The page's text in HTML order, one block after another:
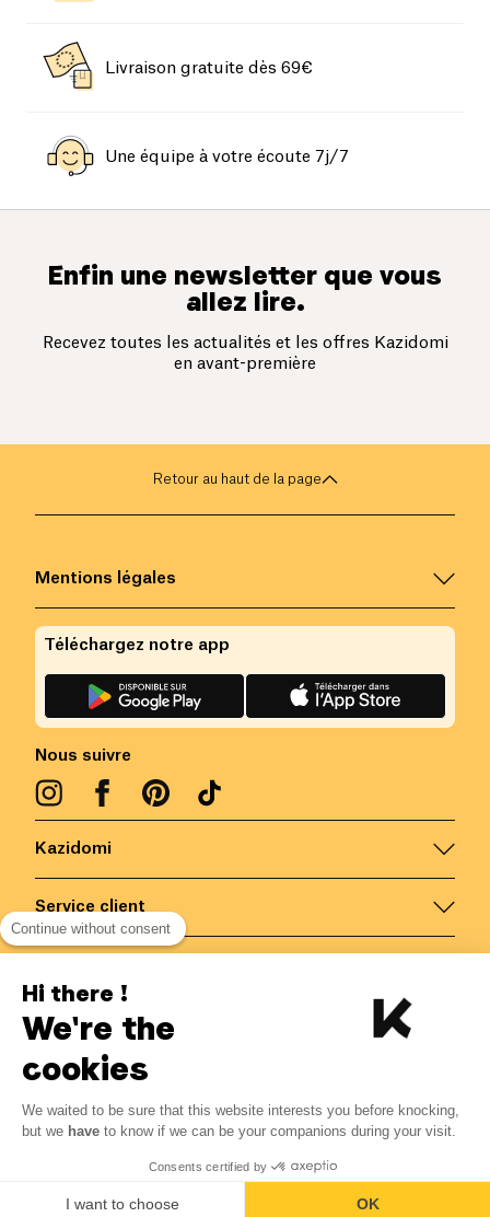
Livraison gratuite dès 69€
Une équipe à votre écoute 7j/7
Enfin une newsletter que vous
allez lire.
Recevez toutes les actualités et les offres Kazidomi
en avant-première
4.90€ 4.17€ -15% ?
Economisez 0.73 € avec K+
Me notifier
Retour au haut de la page
Kazidomi
Service client
Mentions légales
Nous suivre
Téléchargez notre app
Belgique/FR
Tous droits réservés
Continue without consent
Hi there !
We're the
cookies
We waited to be sure that this website interests you before knocking,
but we have to know if we can be your companions during your visit.
Consents certified by
I want to choose OK